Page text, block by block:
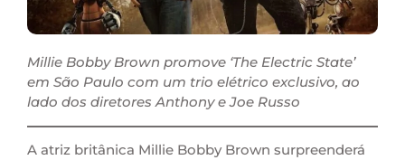
Millie Bobby Brown promove ‘The Electric State’
em São Paulo com um trio elétrico exclusivo, ao
lado dos diretores Anthony e Joe Russo
A atriz britânica Millie Bobby Brown surpreenderá